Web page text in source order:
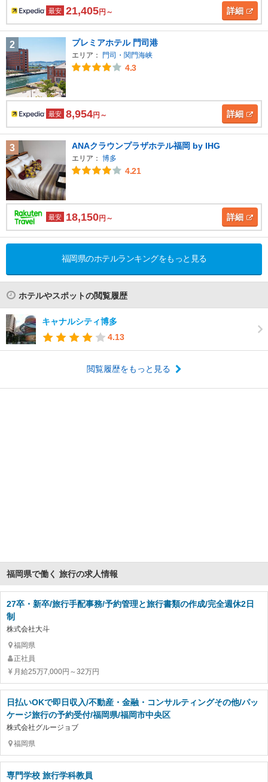
最安 21,405円～ 詳細
2 プレミアホテル 門司港
エリア： 門司・関門海峡
4.3
最安 8,954円～ 詳細
3 ANAクラウンプラザホテル福岡 by IHG
エリア： 博多
4.21
最安 18,150円～ 詳細
福岡県のホテルランキングをもっと見る
ホテルやスポットの閲覧履歴
キャナルシティ博多
4.13
閲覧履歴をもっと見る
福岡県で働く 旅行の求人情報
27卒・新卒/旅行手配事務/予約管理と旅行書類の作成/完全週休2日
制
株式会社大斗
福岡県
正社員
月給25万7,000円～32万円
日払いOKで即日収入/不動産・金融・コンサルティングその他/パッ
ケージ旅行の予約受付/福岡県/福岡市中央区
株式会社グルージョブ
福岡県
専門学校 旅行学科教員